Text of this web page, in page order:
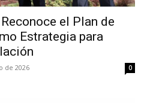
el Plan de
Estrategia para
de 2026 0